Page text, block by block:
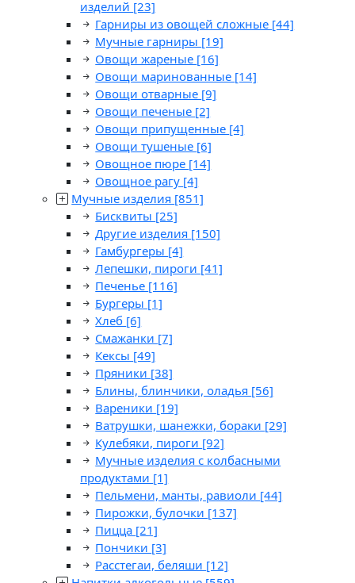
изделий [23]
Гарниры из овощей сложные [44]
Мучные гарниры [19]
Овощи жареные [16]
Овощи маринованные [14]
Овощи отварные [9]
Овощи печеные [2]
Овощи припущенные [4]
Овощи тушеные [6]
Овощное пюре [14]
Овощное рагу [4]
Мучные изделия [851]
Бисквиты [25]
Другие изделия [150]
Гамбургеры [4]
Лепешки, пироги [41]
Печенье [116]
Бургеры [1]
Хлеб [6]
Смажанки [7]
Кексы [49]
Пряники [38]
Блины, блинчики, оладья [56]
Вареники [19]
Ватрушки, шанежки, бораки [29]
Кулебяки, пироги [92]
Мучные изделия с колбасными
продуктами [1]
Пельмени, манты, равиоли [44]
Пирожки, булочки [137]
Пицца [21]
Пончики [3]
Расстегаи, беляши [12]